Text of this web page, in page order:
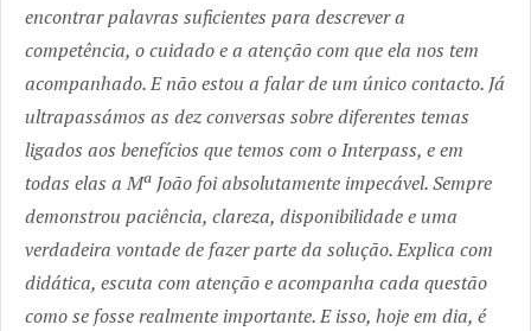
encontrar palavras suficientes para descrever a
competência, o cuidado e a atenção com que ela nos tem
acompanhado. E não estou a falar de um único contacto. Já
ultrapassámos as dez conversas sobre diferentes temas
ligados aos benefícios que temos com o Interpass, e em
todas elas a Mª João foi absolutamente impecável. Sempre
demonstrou paciência, clareza, disponibilidade e uma
verdadeira vontade de fazer parte da solução. Explica com
didática, escuta com atenção e acompanha cada questão
como se fosse realmente importante. E isso, hoje em dia, é